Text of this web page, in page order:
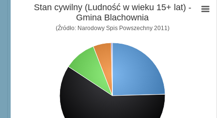
Stan cywilny (Ludność w wieku 15+ lat) -
Gmina Blachownia
(Źródło: Narodowy Spis Powszechny 2011)